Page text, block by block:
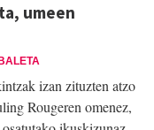
umeen
izan zituzten atzo
Rougeren omenez,